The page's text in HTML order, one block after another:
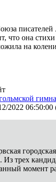
писателей
что она
на
2022 06:50:00
трех
момент